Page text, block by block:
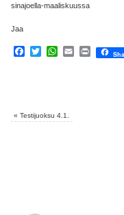
sinajoella-maaliskuussa
Jaa
Facebook
TwitterWhatsApp
EmailPrint
« Testijuoksu 4.1.